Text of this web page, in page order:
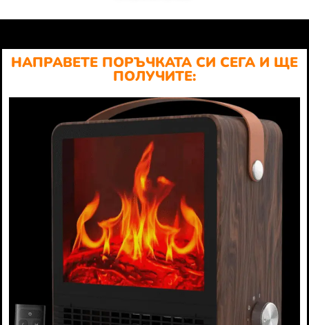
НАПРАВЕТЕ ПОРЪЧКАТА СИ СЕГА И ЩЕ
ПОЛУЧИТЕ: